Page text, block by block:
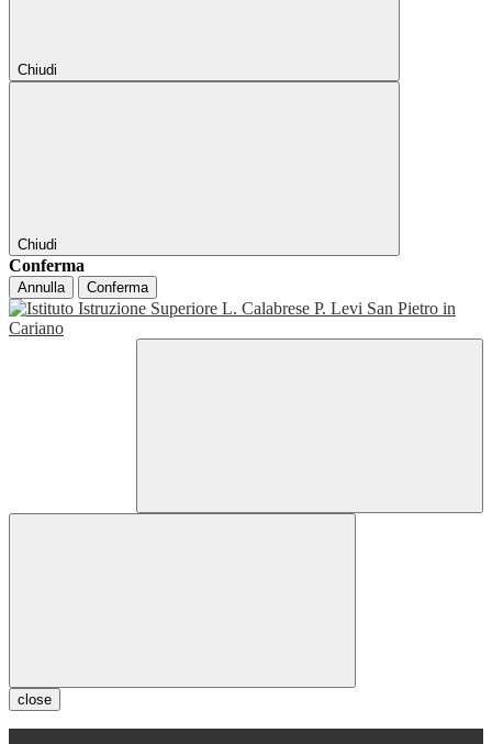
Chiudi
Chiudi
Conferma
Annulla Conferma
close